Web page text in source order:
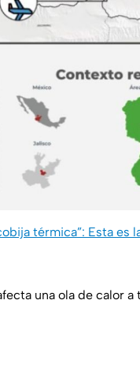
térmica”: Esta es
una ola de calor a